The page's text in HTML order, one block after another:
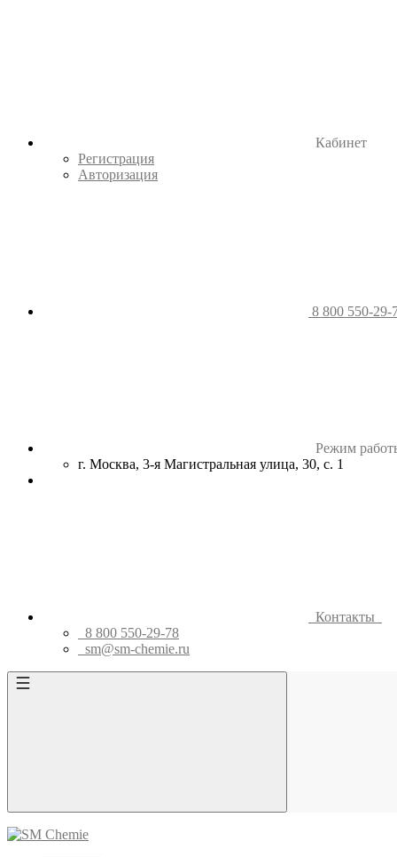
Кабинет
Регистрация
Авторизация
8 800 550-29-
Режим
г. Москва, 3-я Магистральная улица, 30, с. 1
Контакты
8 800 550-29-78
sm@sm-chemie.ru